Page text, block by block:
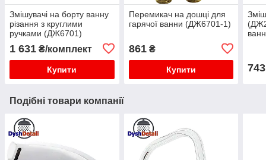
Змішувачі на борту ванну
різання з круглими
ручками (ДЖ6701)
1 631 ₴/комплект
Купити
Перемикач на дошці для
гарячої ванни (ДЖ6701-1)
861₴
Купити 743
Подібні товари компанії